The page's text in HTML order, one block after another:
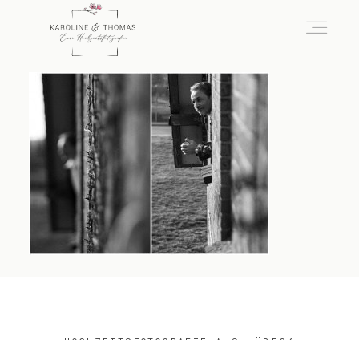
home
Hochzeit
das besondere Portrait